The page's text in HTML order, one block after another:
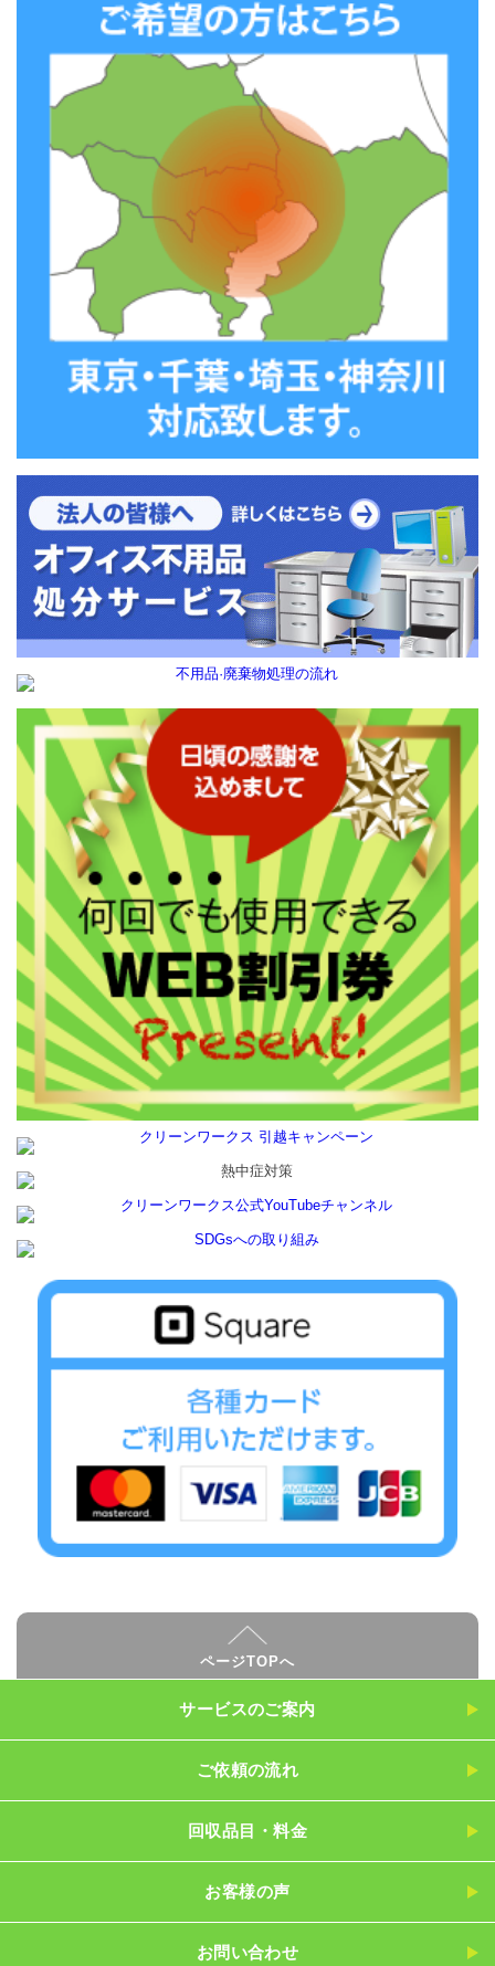
ページTOPへ
サービスのご案内
ご依頼の流れ
回収品目・料金
お客様の声
お問い合わせ